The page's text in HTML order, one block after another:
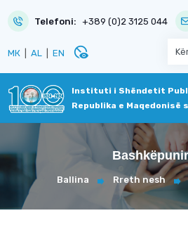
Telefoni: +389 (0)2 3125 044
МК AL EN disabled_visible
Instituti i Shëndetit
Republika e Maqedonisë
Ballina Rreth nesh